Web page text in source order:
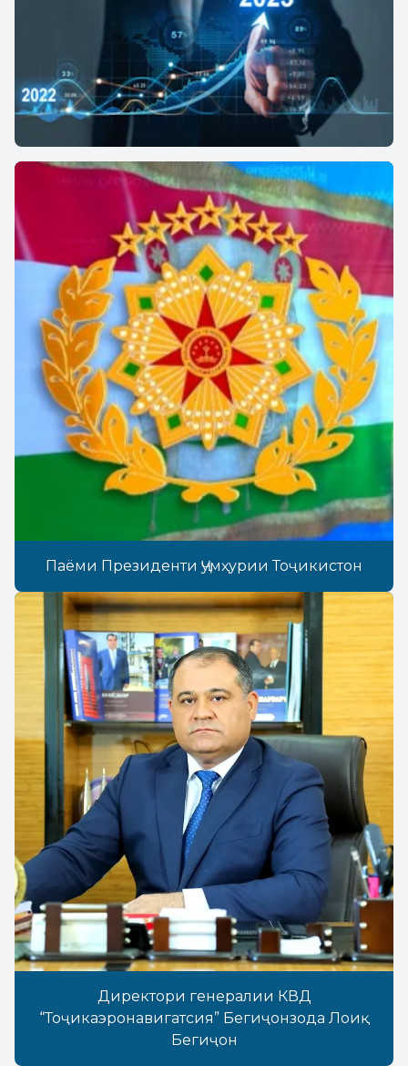
Паёми Президенти Ҷумҳурии Тоҷикистон
Директори генералии КВД
“Тоҷикаэронавигатсия” Бегиҷонзода Лоиқ
Бегиҷон